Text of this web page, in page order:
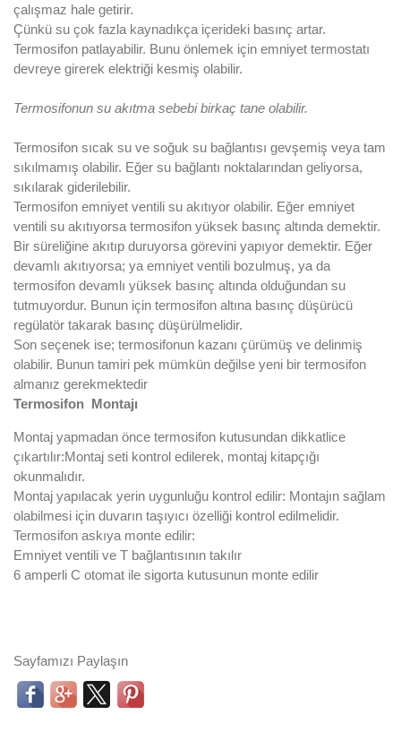
çalışmaz hale getirir.
Çünkü su çok fazla kaynadıkça içerideki basınç artar.
Termosifon patlayabilir. Bunu önlemek için emniyet termostatı
devreye girerek elektriği kesmiş olabilir.
Termosifonun su akıtma sebebi birkaç tane olabilir.
Termosifon sıcak su ve soğuk su bağlantısı gevşemiş veya tam
sıkılmamış olabilir. Eğer su bağlantı noktalarından geliyorsa,
sıkılarak giderilebilir.
Termosifon emniyet ventili su akıtıyor olabilir. Eğer emniyet
ventili su akıtıyorsa termosifon yüksek basınç altında demektir.
Bir süreliğine akıtıp duruyorsa görevini yapıyor demektir. Eğer
devamlı akıtıyorsa; ya emniyet ventili bozulmuş, ya da
termosifon devamlı yüksek basınç altında olduğundan su
tutmuyordur. Bunun için termosifon altına basınç düşürücü
regülatör takarak basınç düşürülmelidir.
Son seçenek ise; termosifonun kazanı çürümüş ve delinmiş
olabilir. Bunun tamiri pek mümkün değilse yeni bir termosifon
almanız gerekmektedir
Termosifon Montajı
Montaj yapmadan önce termosifon kutusundan dikkatlice
çıkartılır:Montaj seti kontrol edilerek, montaj kitapçığı
okunmalıdır.
Montaj yapılacak yerin uygunluğu kontrol edilir: Montajın sağlam
olabilmesi için duvarın taşıyıcı özelliği kontrol edilmelidir.
Termosifon askıya monte edilir:
Emniyet ventili ve T bağlantısının takılır
6 amperli C otomat ile sigorta kutusunun monte edilir
Sayfamızı Paylaşın